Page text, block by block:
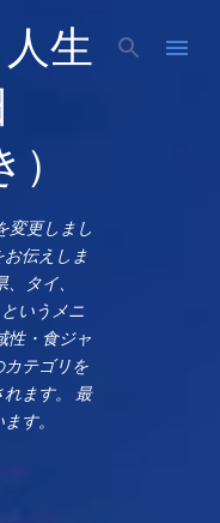
ンツに移動
生
変更しまし
伝えしま
タイ、
いうメニ
性・食ジャ
カテゴリを
ます。 最
す。